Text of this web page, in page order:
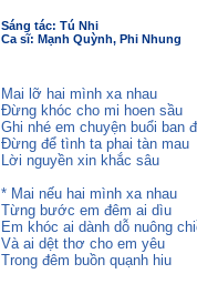
Sáng tác: Tú Nhi
Ca sĩ: Mạnh Quỳnh, Phi Nhung
Mai lỡ hai mình xa nhau
Đừng khóc cho mi hoen sầu
Ghi nhé em chuyện buổi ban
Đừng để tình ta phai tàn mau
Lời nguyền xin khắc sâu
* Mai nếu hai mình xa nhau
Từng bước em đêm ai dìu
Em khóc ai dành dỗ nuông
Và ai dệt thơ cho em yêu
Trong đêm buồn quạnh hiu